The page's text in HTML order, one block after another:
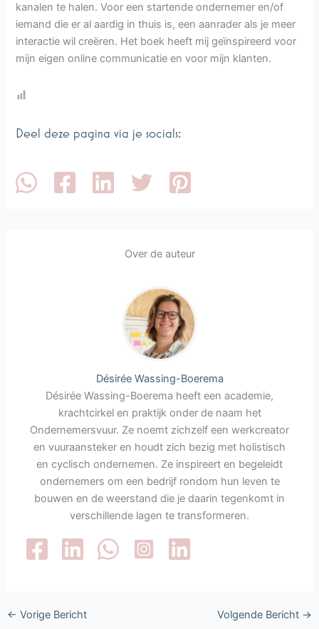
kanalen te halen. Voor een startende ondernemer en/of
iemand die er al aardig in thuis is, een aanrader als je meer
interactie wil creëren. Het boek heeft mij geïnspireerd voor
mijn eigen online communicatie en voor mijn klanten.
Deel deze pagina via je socials:
Over de auteur
Désirée Wassing-Boerema
Désirée Wassing-Boerema heeft een academie,
krachtcirkel en praktijk onder de naam het
Ondernemersvuur. Ze noemt zichzelf een werkcreator
en vuuraansteker en houdt zich bezig met holistisch
en cyclisch ondernemen. Ze inspireert en begeleidt
ondernemers om een bedrijf rondom hun leven te
bouwen en de weerstand die je daarin tegenkomt in
verschillende lagen te transformeren.
← Vorige Bericht Volgende Bericht →